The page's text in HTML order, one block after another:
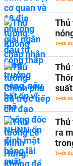
Thủ
THỜI
Thủ
suất
THỜI
Thủ
ra
THỜI